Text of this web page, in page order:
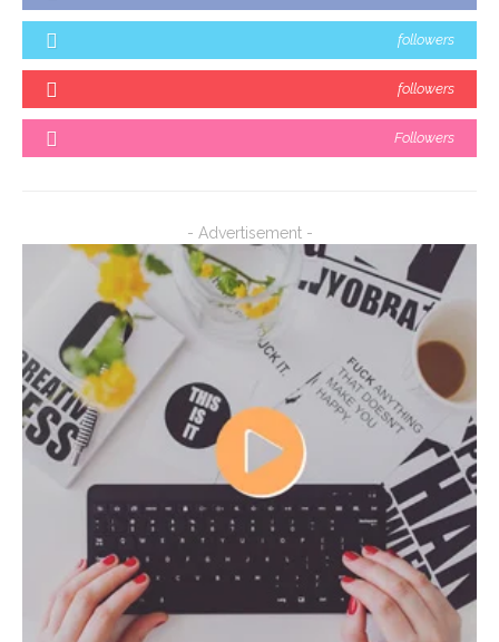
followers
followers
Followers
- Advertisement -